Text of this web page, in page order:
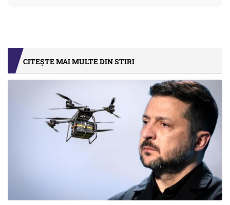
CITEȘTE MAI MULTE DIN STIRI